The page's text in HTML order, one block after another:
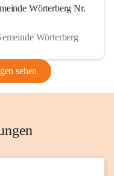
Wörterberg Nr.
Wörterberg
sehen